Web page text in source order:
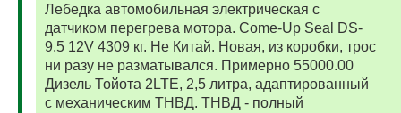
Лебедка автомобильная электрическая с
датчиком перегрева мотора. Come-Up Seal DS-
9.5 12V 4309 кг. Не Китай. Новая, из коробки, трос
ни разу не разматывался. Примерно 55000.00
Дизель Тойота 2LTE, 2,5 литра, адаптированный
с механическим ТНВД. ТНВД - полный